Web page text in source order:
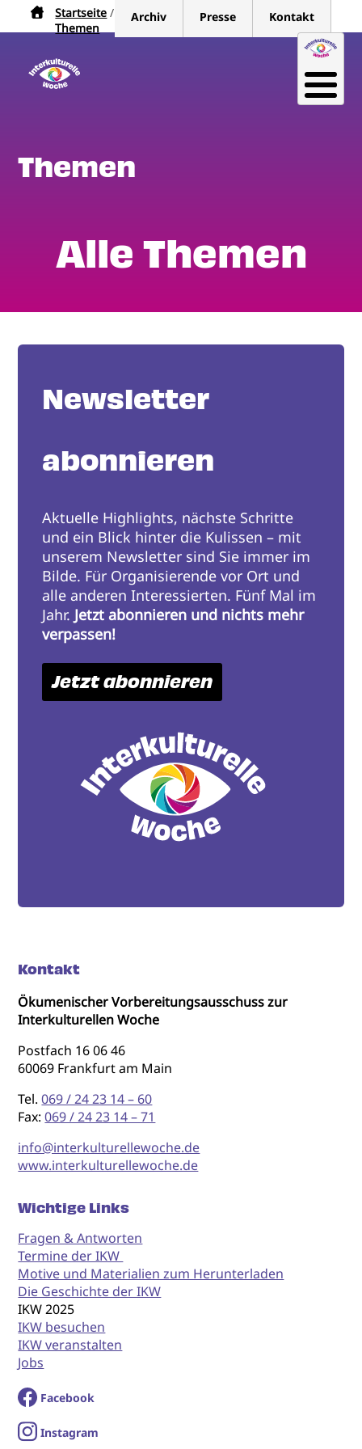
Direkt
Pfadnavigation
Startseite
Themen
Archiv Presse Kontakt
Themen
Alle Themen
Newsletter
abonnieren
Aktuelle Highlights, nächste Schritte
und ein Blick hinter die Kulissen – mit
unserem Newsletter sind Sie immer im
Bilde. Für Organisierende vor Ort und
alle anderen Interessierten. Fünf Mal im
Jahr. Jetzt abonnieren und nichts mehr
verpassen!
Jetzt abonnieren
Kontakt
Ökumenischer Vorbereitungsausschuss zur
Interkulturellen Woche
Postfach 16 06 46
60069 Frankfurt am Main
Tel.069 / 24 23 14 – 60
Fax:069 / 24 23 14 – 71
info@interkulturellewoche.de
www.interkulturellewoche.de
Wichtige Links
Fragen & Antworten
Termine der IKW
Motive und Materialien zum Herunterladen
Die Geschichte der IKW
IKW 2025
IKW besuchen
IKW veranstalten
Jobs
Facebook
Instagram